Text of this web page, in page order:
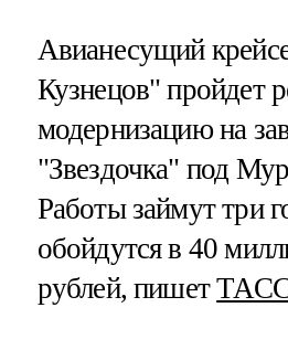
Авианесущий
Кузнецов" пройдет
модернизацию на
"Звездочка" под
Работы займут три
обойдутся в 40
рублей, пишет